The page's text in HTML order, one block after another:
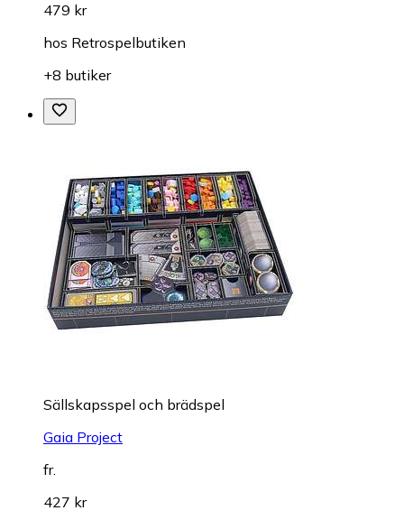
479 kr
hos Retrospelbutiken
+8 butiker
Sällskapsspel och brädspel
Gaia Project
fr.
427 kr